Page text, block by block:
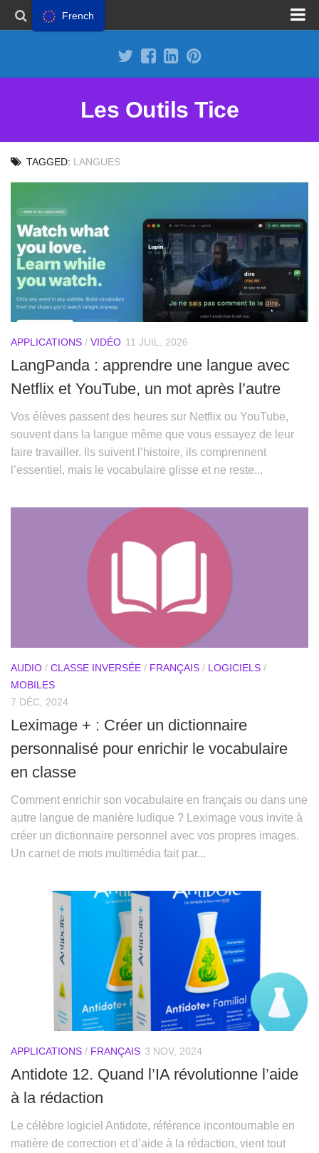
Les Outils Tice
TAGGED: LANGUES
APPLICATIONS / VIDÉO 11 JUIL, 2026
LangPanda : apprendre une langue avec
Netflix et YouTube, un mot après l’autre
Vos élèves passent des heures sur Netflix ou YouTube,
souvent dans la langue même que vous essayez de leur
faire travailler. Ils suivent l’histoire, ils comprennent
l’essentiel, mais le vocabulaire glisse et ne reste...
AUDIO / CLASSE INVERSÉE / FRANÇAIS / LOGICIELS /
MOBILES
7 DÉC, 2024
Leximage + : Créer un dictionnaire
personnalisé pour enrichir le vocabulaire
en classe
Comment enrichir son vocabulaire en français ou dans une
autre langue de manière ludique ? Leximage vous invite à
créer un dictionnaire personnel avec vos propres images.
Un carnet de mots multimédia fait par...
APPLICATIONS / FRANÇAIS 3 NOV, 2024
Antidote 12. Quand l’IA révolutionne l’aide
à la rédaction
Le célèbre logiciel Antidote, référence incontournable en
matière de correction et d’aide à la rédaction, vient tout
French